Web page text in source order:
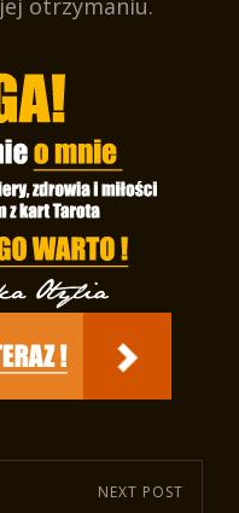
otrzymaniu.
NEXT POST